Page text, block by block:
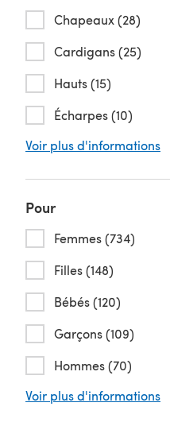
Chapeaux (28)
Cardigans (25)
Hauts (15)
Écharpes (10)
Voir plus d'informations
Pour
Femmes (734)
Filles (148)
Bébés (120)
Garçons (109)
Hommes (70)
Voir plus d'informations